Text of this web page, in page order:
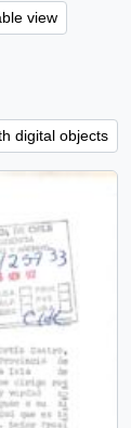
view
digital objects